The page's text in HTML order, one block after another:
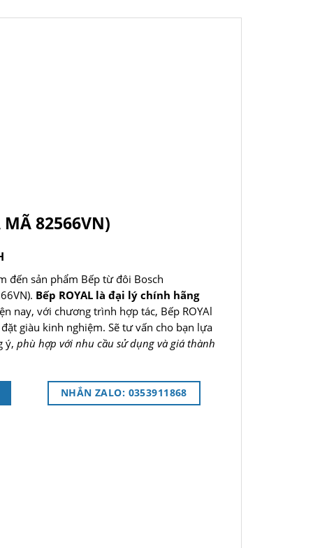
MÃ 82566VN)
đến sản phẩm Bếp từ đôi Bosch
Bếp ROYAL là đại lý chính hãng
nay, với chương trình hợp tác, Bếp ROYAl
giàu kinh nghiệm. Sẽ tư vấn cho bạn lựa
ý, phù hợp với nhu cầu sử dụng và giá thành
NHẮN ZALO: 0353911868